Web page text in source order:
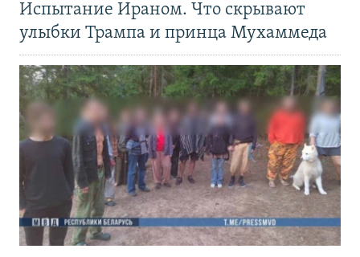
Испытание Ираном. Что скрывают
улыбки Трампа и принца Мухаммеда